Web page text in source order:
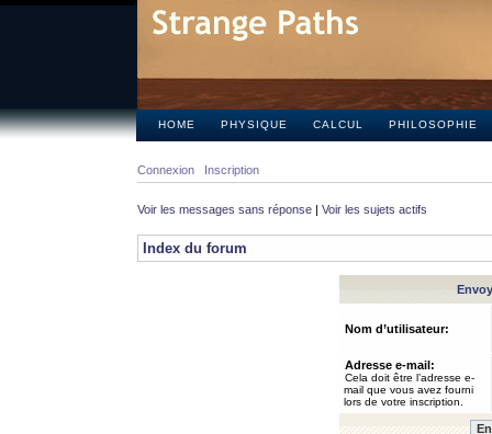
HOME PHYSIQUE CALCUL PHILOSOPHIE
Connexion Inscription
Voir les messages sans réponse | Voir les sujets actifs
Index du forum
Nom d’utilisateur:
Adresse e-mail:
Cela doit être l’adresse e-
mail que vous avez fourni
lors de votre inscription.